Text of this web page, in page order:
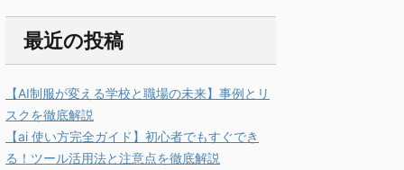
最近の投稿
【AI制服が変える学校と職場の未来】事例とリ
スクを徹底解説
【ai 使い方完全ガイド】初心者でもすぐでき
る！ツール活用法と注意点を徹底解説